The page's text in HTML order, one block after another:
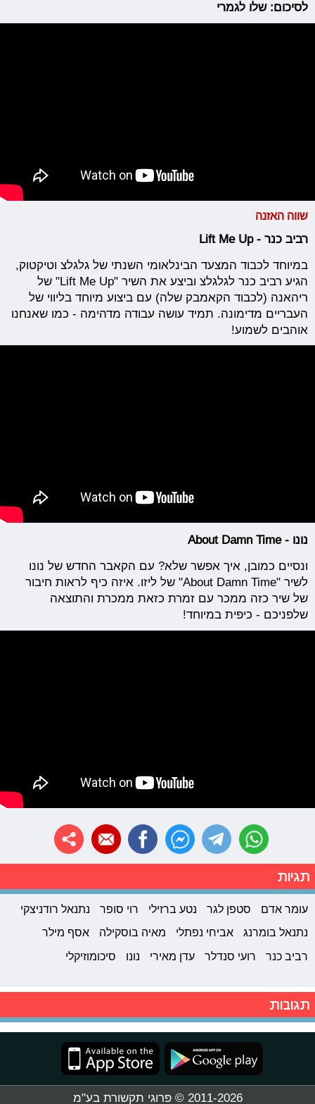
לסיכום: שלו לגמרי
שווה האזנה
רביב כנר - Lift Me Up
במיוחד לכבוד המצעד הבינלאומי השנתי של גלגלצ וטיקטוק,
הגיע רביב כנר לגלגלצ וביצע את השיר "Lift Me Up" של
ריהאנה (לכבוד הקאמבק שלה) עם ביצוע מיוחד בליווי של
העבריים מדימונה. תמיד עושה עבודה מדהימה - כמו שאנחנו
אוהבים לשמוע!
נונו - About Damn Time
ונסיים כמובן, איך אפשר שלא? עם הקאבר החדש של נונו
לשיר "About Damn Time" של ליזו. איזה כיף לראות חיבור
של שיר כזה ממכר עם זמרת כזאת ממכרת והתוצאה
שלפניכם - כיפית במיוחד!
תגיות
עומר אדם סטפן לגר נטע ברזילי רוי סופר
נתנאל רודניצקי
נתנאל בומרנג
אביחי נפתלי מאיה בוסקילה
אסף מילר
רביב כנר
רועי סנדלר עדן מאירי נונו סיכומוזיקלי
תגובות
2011-2026 © פרוגי תקשורת בע"מ